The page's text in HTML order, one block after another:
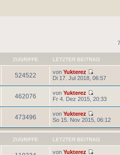
ZUGRIFFE LETZTER BEITRAG
524522 von Yukterez
N
s
t
r
e
i
t
Di 17. Jul 2018, 06:57
462076 von Yukterez
N
s
t
e
r
B
Fr 4. Dez 2015, 20:33
473496 von Yukterez
N
e
u
e
s
So 15. Nov 2015, 06:12
ZUGRIFFE LETZTER BEITRAG
von Yukterez